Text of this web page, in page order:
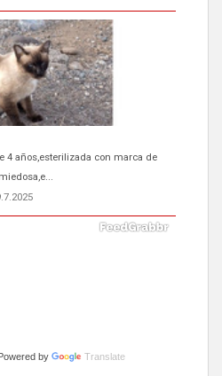
4 años,esterilizada con marca de
a Los Gatos callejeros de la zona los
by Translate